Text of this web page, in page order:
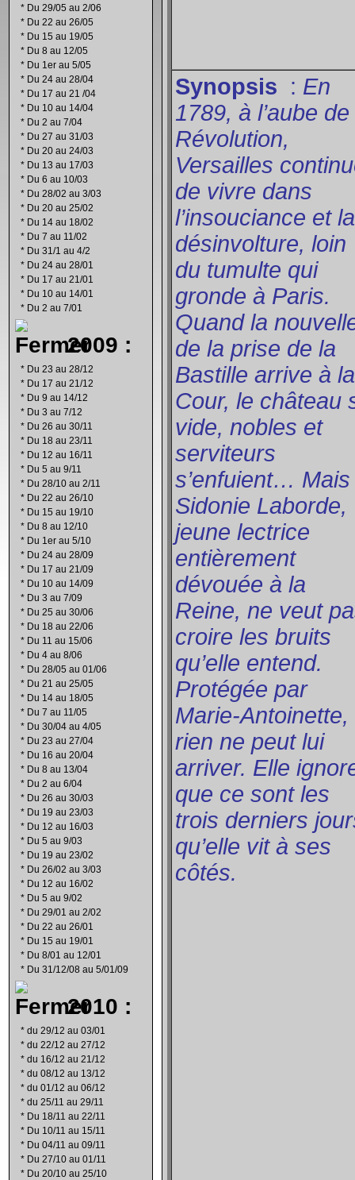
* Du 29/05 au 2/06
* Du 22 au 26/05
* Du 15 au 19/05
* Du 8 au 12/05
* Du 1er au 5/05
* Du 24 au 28/04
* Du 17 au 21 /04
* Du 10 au 14/04
* Du 2 au 7/04
* Du 27 au 31/03
* Du 20 au 24/03
* Du 13 au 17/03
* Du 6 au 10/03
* Du 28/02 au 3/03
* Du 20 au 25/02
* Du 14 au 18/02
* Du 7 au 11/02
* Du 31/1 au 4/2
* Du 24 au 28/01
* Du 17 au 21/01
* Du 10 au 14/01
* Du 2 au 7/01
2009 :
* Du 23 au 28/12
* Du 17 au 21/12
* Du 9 au 14/12
* Du 3 au 7/12
* Du 26 au 30/11
* Du 18 au 23/11
* Du 12 au 16/11
* Du 5 au 9/11
* Du 28/10 au 2/11
* Du 22 au 26/10
* Du 15 au 19/10
* Du 8 au 12/10
* Du 1er au 5/10
* Du 24 au 28/09
* Du 17 au 21/09
* Du 10 au 14/09
* Du 3 au 7/09
* Du 25 au 30/06
* Du 18 au 22/06
* Du 11 au 15/06
* Du 4 au 8/06
* Du 28/05 au 01/06
* Du 21 au 25/05
* Du 14 au 18/05
* Du 7 au 11/05
* Du 30/04 au 4/05
* Du 23 au 27/04
* Du 16 au 20/04
* Du 8 au 13/04
* Du 2 au 6/04
* Du 26 au 30/03
* Du 19 au 23/03
* Du 12 au 16/03
* Du 5 au 9/03
* Du 19 au 23/02
* Du 26/02 au 3/03
* Du 12 au 16/02
* Du 5 au 9/02
* Du 29/01 au 2/02
* Du 22 au 26/01
* Du 15 au 19/01
* Du 8/01 au 12/01
* Du 31/12/08 au 5/01/09
2010 :
* du 29/12 au 03/01
* du 22/12 au 27/12
* du 16/12 au 21/12
* du 08/12 au 13/12
* du 01/12 au 06/12
* du 25/11 au 29/11
* Du 18/11 au 22/11
* Du 10/11 au 15/11
* Du 04/11 au 09/11
* Du 27/10 au 01/11
* Du 20/10 au 25/10
Synopsis : En
1789, à l’aube
Révolution,
Versailles
de vivre dans
l’insouciance et la
désinvolture, loin
du tumulte qui
gronde à Paris.
Quand la
de la prise de la
Bastille arrive à la
Cour, le château
vide, nobles et
serviteurs
s’enfuient… Mais
Sidonie Laborde,
jeune lectrice
entièrement
dévouée à la
Reine, ne veut
croire les bruits
qu’elle entend.
Protégée par
Marie-Antoinette,
rien ne peut lui
arriver. Elle
que ce sont les
trois derniers
qu’elle vit à ses
côtés.